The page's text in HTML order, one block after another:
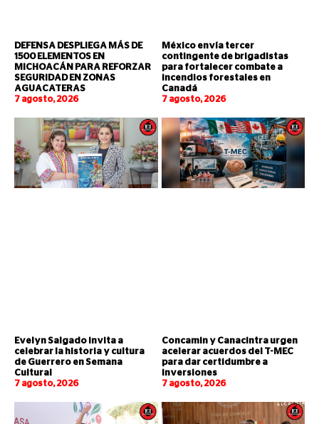
DEFENSA DESPLIEGA MÁS DE
1500 ELEMENTOS EN
MICHOACÁN PARA REFORZAR
SEGURIDAD EN ZONAS
AGUACATERAS
7 agosto, 2026
México envía tercer
contingente de brigadistas
para fortalecer combate a
incendios forestales en
Canadá
7 agosto, 2026
Evelyn Salgado invita a
celebrar la historia y cultura
de Guerrero en Semana
Cultural
7 agosto, 2026
Concamin y Canacintra urgen
acelerar acuerdos del T-MEC
para dar certidumbre a
inversiones
7 agosto, 2026